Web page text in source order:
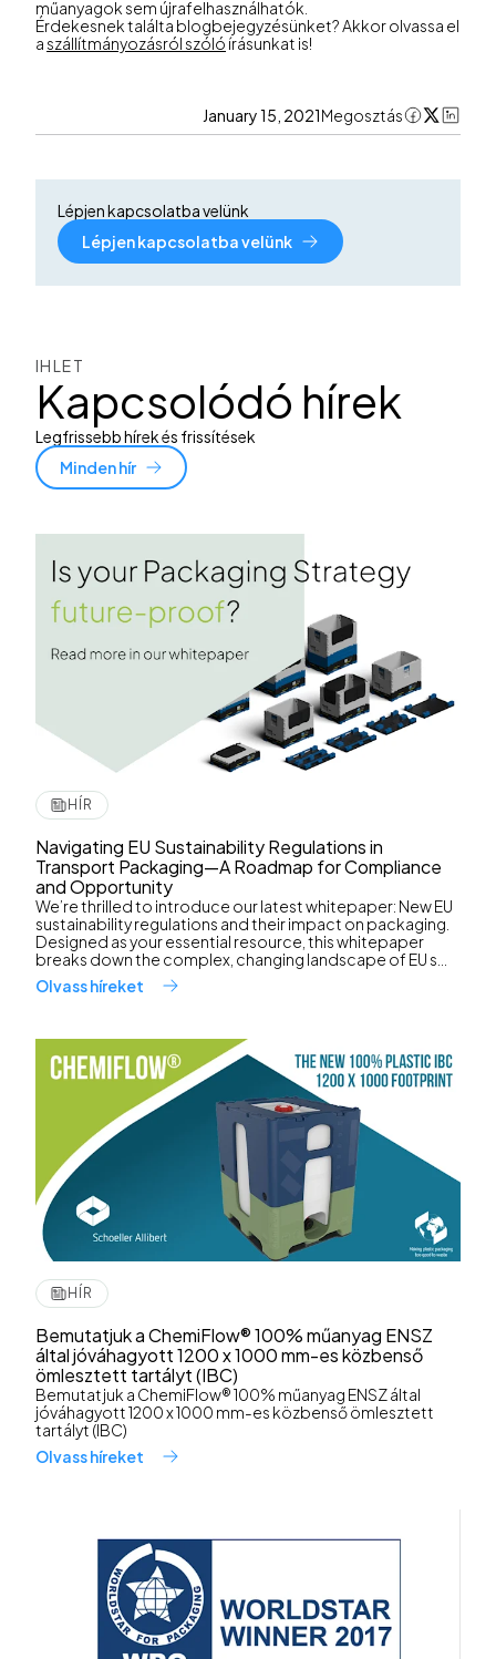
műanyagok sem újrafelhasználhatók.
Érdekesnek találta blogbejegyzésünket? Akkor olvassa el
a szállítmányozásról szóló írásunkat is!
January 15, 2021Megosztás
Lépjen kapcsolatba velünk
Lépjen kapcsolatba velünk
IHLET
Kapcsolódó hírek
Legfrissebb hírek és frissítések
Minden hír
HÍR
Navigating EU Sustainability Regulations in
Transport Packaging—A Roadmap for Compliance
and Opportunity
We’re thrilled to introduce our latest whitepaper: New EU
sustainability regulations and their impact on packaging.
Designed as your essential resource, this whitepaper
breaks down the complex, changing landscape of EU s...
Olvass híreket
HÍR
Bemutatjuk a ChemiFlow® 100% műanyag ENSZ
által jóváhagyott 1200 x 1000 mm-es közbenső
ömlesztett tartályt (IBC)
Bemutatjuk a ChemiFlow® 100% műanyag ENSZ által
jóváhagyott 1200 x 1000 mm-es közbenső ömlesztett
tartályt (IBC)
Olvass híreket